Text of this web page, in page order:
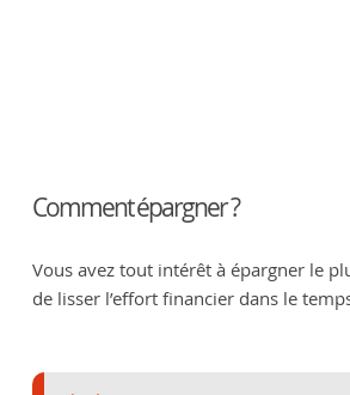
Comment épargner ?
Vous avez tout intérêt à épargner le
de lisser l’effort financier dans le